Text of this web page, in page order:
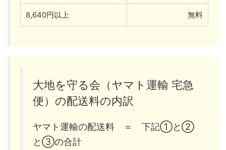
8,640円以上 無料
大地を守る会（ヤマト運輸 宅急
便）の配送料の内訳
ヤマト運輸の配送料 ＝ 下記①と②
と③の合計